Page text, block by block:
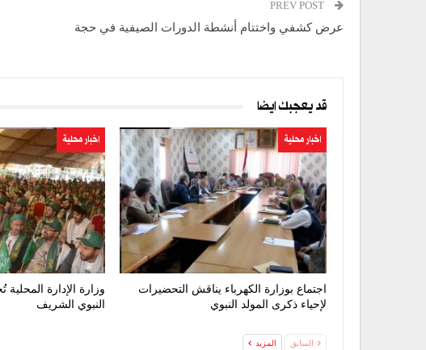
عرض كشفي واختتام أنشطة الدورات الصيفية في حجة
قد يعجبك ايضا
اخبار محلية
اجتماع بوزارة الكهرباء يناقش التحضيرات
لإحياء ذكرى المولد النبوي
اخبار محلية
وزارة الإدارة
النبوي الشريف
السابق المزيد